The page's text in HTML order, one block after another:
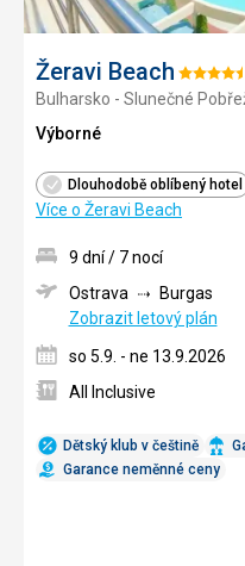
Žeravi Beach
4.5/5
Bulharsko - Slunečné
Výborné
Dlouhodobě oblíbený hotel
Více o Žeravi Beach
Dětský klub v češtině
Garance neměnné ceny
9 dní / 7 nocí
Ostrava
Burgas
Zobrazit letový plán
so 5.9. - ne 13.9.2026
All Inclusive